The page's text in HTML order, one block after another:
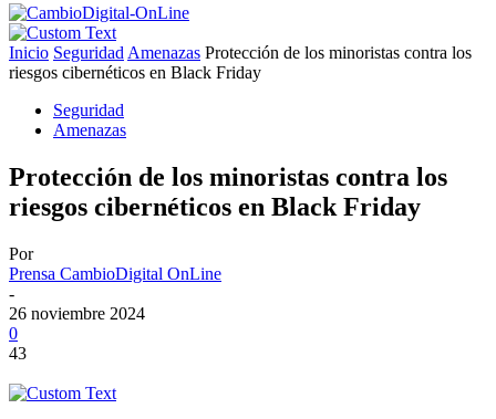
Inicio Seguridad Amenazas Protección de los minoristas contra los
riesgos cibernéticos en Black Friday
Seguridad
Amenazas
Protección de los minoristas contra los
riesgos cibernéticos en Black Friday
Por
Prensa CambioDigital OnLine
-
26 noviembre 2024
0
43